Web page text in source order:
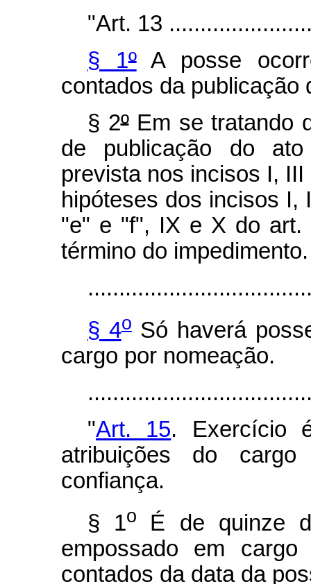
"Art. 13
§ 1ºA posse
contados da publicação
§ 2ºEm se tratando
de publicação do
prevista nos incisos I,
hipóteses dos incisos I,
"e" e "f", IX e X do art.
término do impedimento.
§ 4oSó haverá
cargo por nomeação.
"Art. 15. Exercício
atribuições do
confiança.
§ 1o É de quinze
empossado em
contados da data da